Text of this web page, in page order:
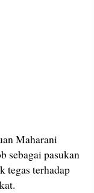
Maharani
sebagai pasukan
tegas terhadap